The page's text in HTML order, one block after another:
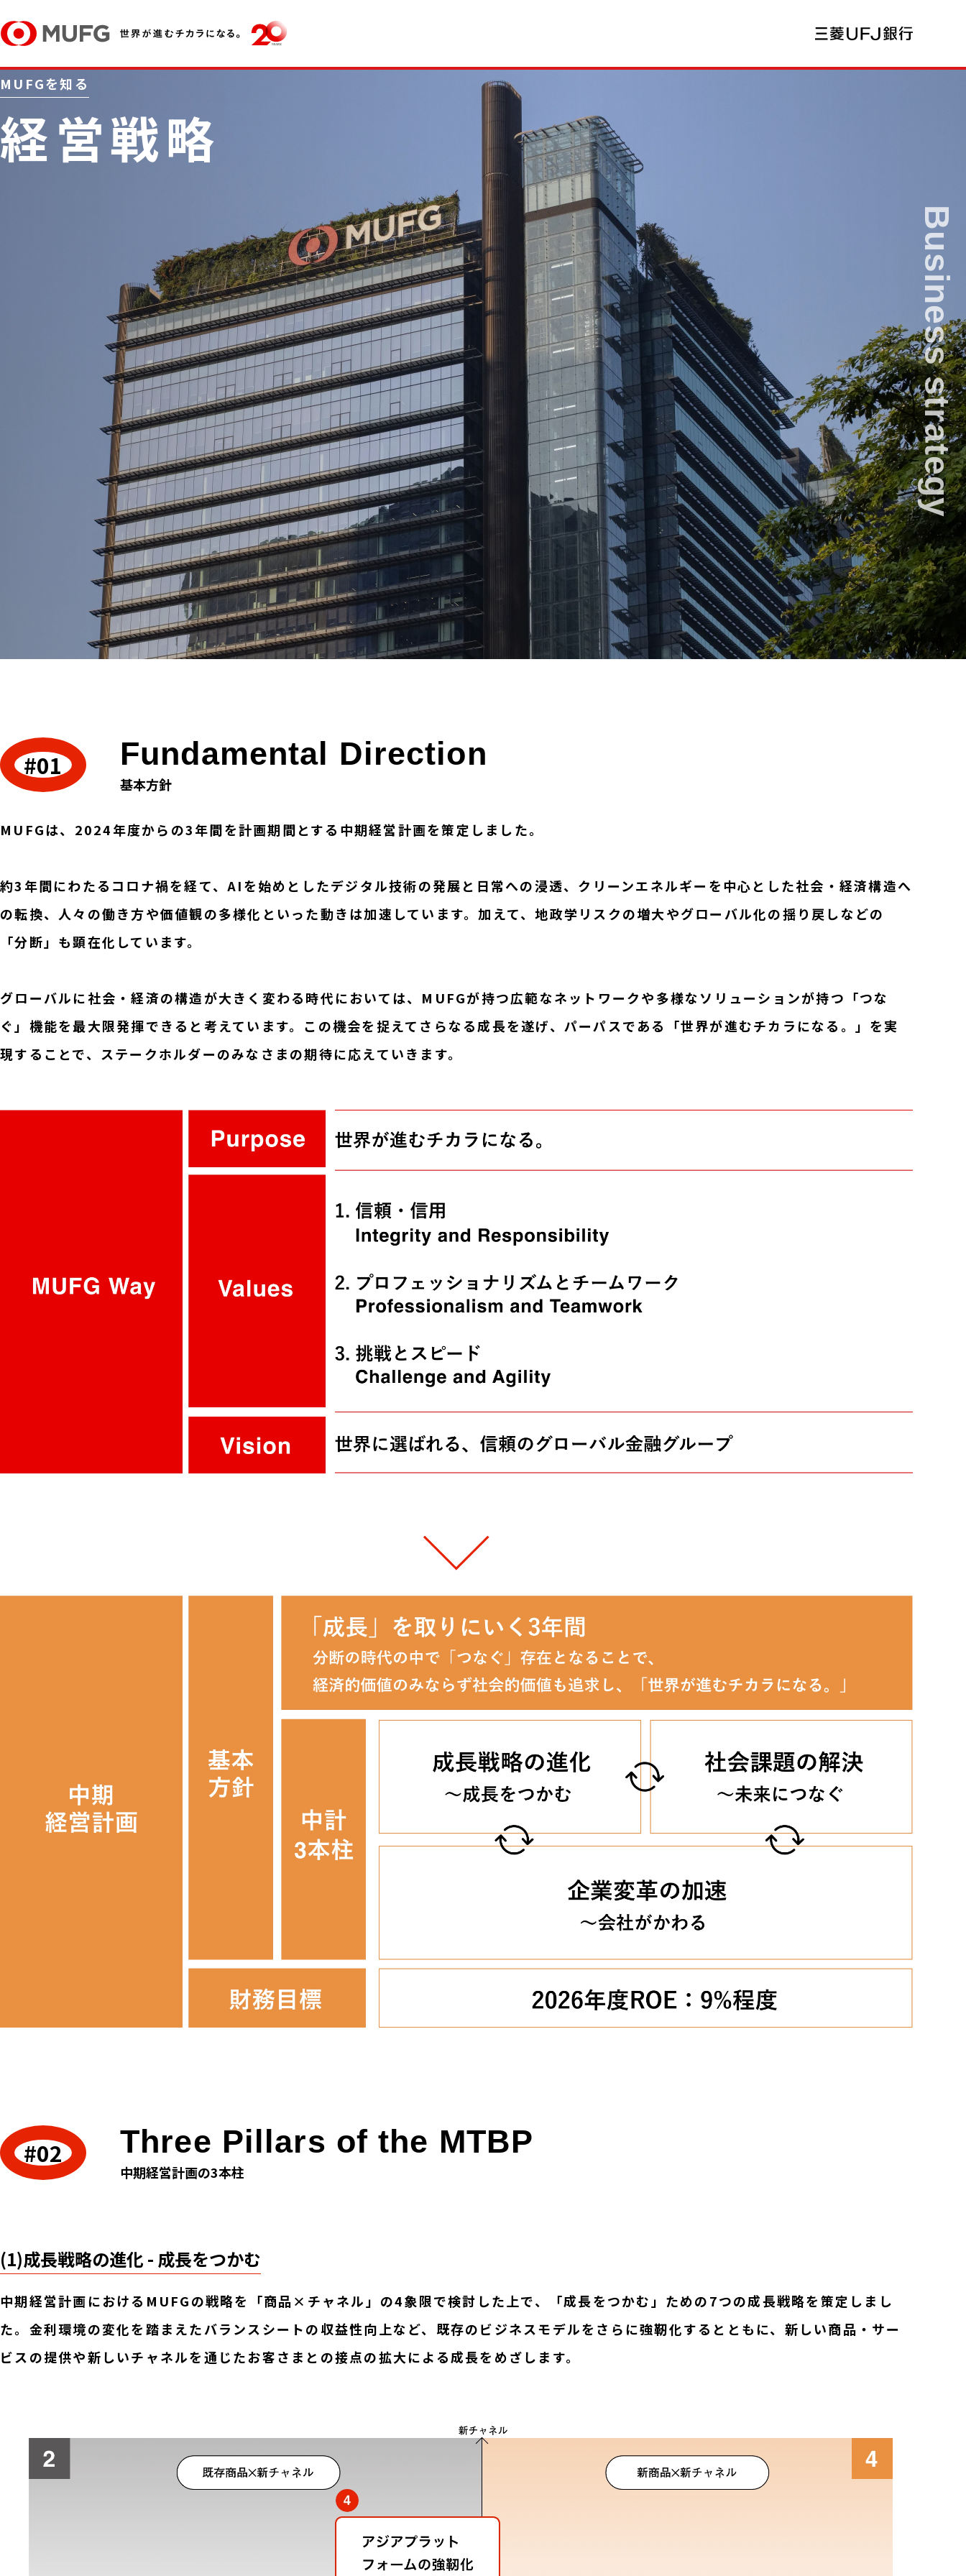
MUFGを知る
経営戦略
Fundamental Direction
基本方針
MUFGは、2024年度からの3年間を計画期間とする中期経営計画を策定しました。
約3年間にわたるコロナ禍を経て、AIを始めとしたデジタル技術の発展と日常への浸透、クリーンエネルギーを中心とした社会・経済構造へ
の転換、人々の働き方や価値観の多様化といった動きは加速しています。加えて、地政学リスクの増大やグローバル化の揺り戻しなどの
「分断」も顕在化しています。
グローバルに社会・経済の構造が大きく変わる時代においては、MUFGが持つ広範なネットワークや多様なソリューションが持つ「つな
ぐ」機能を最大限発揮できると考えています。この機会を捉えてさらなる成長を遂げ、パーパスである「世界が進むチカラになる。」を実
現することで、ステークホルダーのみなさまの期待に応えていきます。
Three Pillars of the MTBP
中期経営計画の3本柱
(1)成長戦略の進化 - 成長をつかむ
中期経営計画におけるMUFGの戦略を「商品×チャネル」の4象限で検討した上で、「成長をつかむ」ための7つの成長戦略を策定しまし
た。金利環境の変化を踏まえたバランスシートの収益性向上など、既存のビジネスモデルをさらに強靭化するとともに、新しい商品・サー
ビスの提供や新しいチャネルを通じたお客さまとの接点の拡大による成長をめざします。